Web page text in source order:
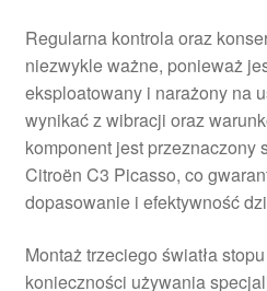
Regularna kontrola oraz
niezwykle ważne, ponieważ
eksploatowany i narażony na
wynikać z wibracji oraz
komponent jest przeznaczony
Citroën C3 Picasso, co
dopasowanie i efektywność
Montaż trzeciego światła
konieczności używania